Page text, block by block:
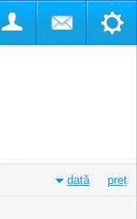
dată preț